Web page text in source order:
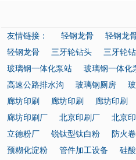
友情链接： 轻钢龙骨 轻钢龙
轻钢龙骨
三牙轮钻头 三牙轮
玻璃钢一体化泵站
玻璃钢一体化
高速公路排水沟
玻璃钢厕房
廊坊印刷
廊坊印刷 廊坊印刷
廊坊印刷厂
北京印刷厂 北京
立德粉厂
锐钛型钛白粉 防火
预糊化淀粉
管件加工设备 硅